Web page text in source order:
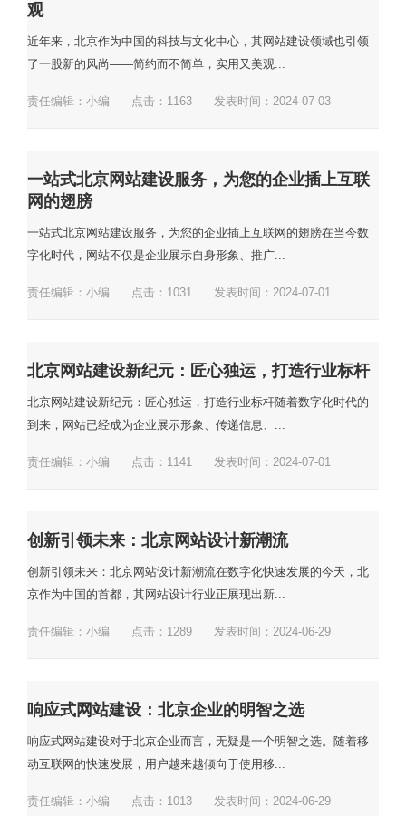
观
近年来，北京作为中国的科技与文化中心，其网站建设领域也引领
了一股新的风尚——简约而不简单，实用又美观...
责任编辑：小编 点击： 1163 发表时间：2024-07-03
一站式北京网站建设服务，为您的企业插上互联
网的翅膀
一站式北京网站建设服务，为您的企业插上互联网的翅膀在当今数
字化时代，网站不仅是企业展示自身形象、推广...
责任编辑：小编 点击： 1031 发表时间：2024-07-01
北京网站建设新纪元：匠心独运，打造行业标杆
北京网站建设新纪元：匠心独运，打造行业标杆随着数字化时代的
到来，网站已经成为企业展示形象、传递信息、...
责任编辑：小编 点击： 1141 发表时间：2024-07-01
创新引领未来：北京网站设计新潮流
创新引领未来：北京网站设计新潮流在数字化快速发展的今天，北
京作为中国的首都，其网站设计行业正展现出新...
责任编辑：小编 点击： 1289 发表时间：2024-06-29
响应式网站建设：北京企业的明智之选
响应式网站建设对于北京企业而言，无疑是一个明智之选。随着移
动互联网的快速发展，用户越来越倾向于使用移...
责任编辑：小编 点击： 1013 发表时间：2024-06-29